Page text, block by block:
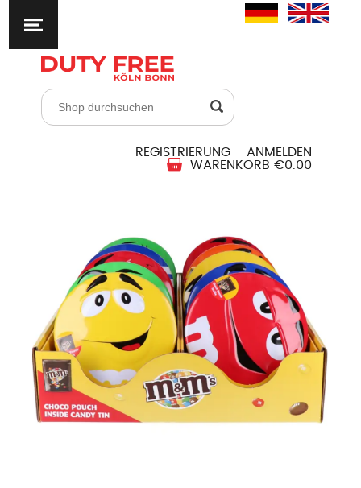
REGISTRIERUNG
ANMELDEN
WARENKORB €0.00